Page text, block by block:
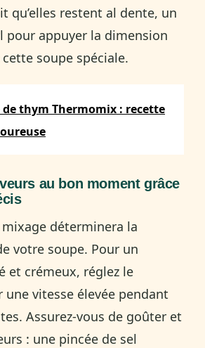
qu’elles restent al dente, un
pour appuyer la dimension
soupe spéciale.
de thym Thermomix : recette
au bon moment grâce
déterminera la
votre soupe. Pour un
et crémeux, réglez le
vitesse élevée pendant
Assurez-vous de goûter et
: une pincée de sel